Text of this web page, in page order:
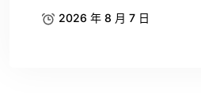
2026 年 8 月 7 日